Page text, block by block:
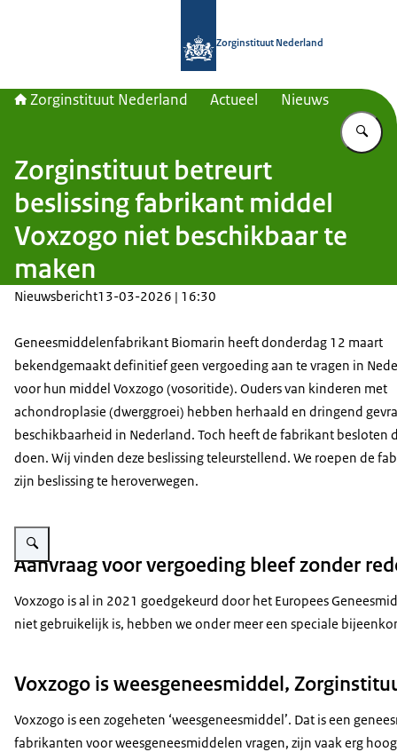
Zorginstituut Nederland
Zorginstituut Nederland Actueel Nieuws
Zorginstituut betreurt
beslissing fabrikant middel
Voxzogo niet beschikbaar te
maken
Nieuwsbericht13-03-2026 | 16:30
Geneesmiddelenfabrikant Biomarin heeft donderdag 12 maart
bekendgemaakt definitief geen vergoeding aan te vragen in
voor hun middel Voxzogo (vosoritide). Ouders van kinderen met
achondroplasie (dwerggroei) hebben herhaald en dringend
beschikbaarheid in Nederland. Toch heeft de fabrikant besloten
doen. Wij vinden deze beslissing teleurstellend. We roepen de
zijn beslissing te heroverwegen.
Vergroot afbeelding De foto toont iemand met achondroplasie die kijkt
Aanvraag voor vergoeding bleef zonder
Voxzogo is al in 2021 goedgekeurd door het Europees
niet gebruikelijk is, hebben we onder meer een speciale
Voxzogo is weesgeneesmiddel,
Voxzogo is een zogeheten ‘weesgeneesmiddel’. Dat is een
fabrikanten voor weesgeneesmiddelen vragen, zijn vaak erg